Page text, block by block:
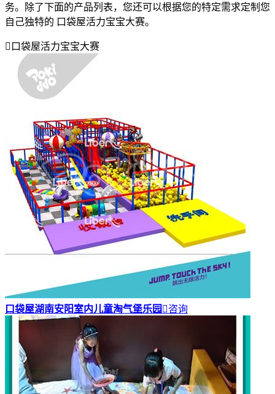
务。除了下面的产品列表，您还可以根据您的特定需求定制您
自己独特的 口袋屋活力宝宝大赛。
 口袋屋活力宝宝大赛
口袋屋湖南安阳室内儿童淘气堡乐园 咨询